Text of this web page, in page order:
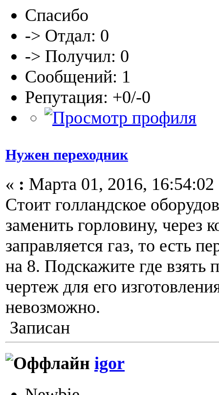
Спасибо
-> Отдал: 0
-> Получил: 0
Сообщений: 1
Репутация: +0/-0
Нужен переходник
« : Марта 01, 2016, 16:54:02
Стоит голландское
заменить горловину, через
заправляется газ, то есть
на 8. Подскажите где взять
чертеж для его
невозможно.
Записан
igor